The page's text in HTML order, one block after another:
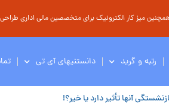
میز کار الکترونیک برای متخصصین مالی اداری
رتبه و گرید دانستنیهای آی تی
آنها تأثیر دارد یا خیر؟!